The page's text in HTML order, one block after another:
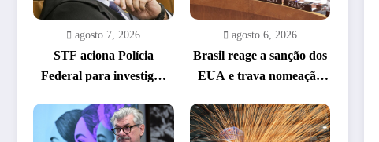
agosto 7, 2026
STF aciona Polícia
Federal para investigar
emendas Pix
agosto 6, 2026
Brasil reage a sanção dos
EUA e trava nomeação